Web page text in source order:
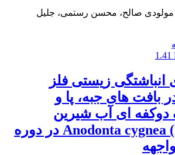
مولودی صالح، محسن رستمی، جلیل
1.41
زیستی فلز
های جبه، پا و
ای آب شیرین
Anodonta cygnea (Linea, 1876) در دوره